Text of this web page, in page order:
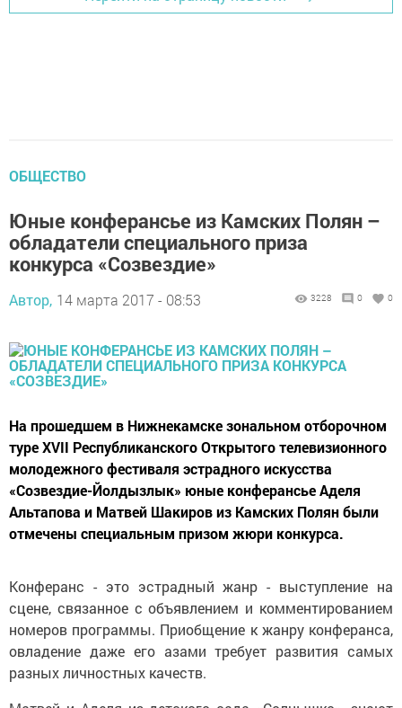
ОБЩЕСТВО
Юные конферансье из Камских Полян –
обладатели специального приза
конкурса «Созвездие»
Автор, 14 марта 2017 - 08:53 3228 0 0
На прошедшем в Нижнекамске зональном отборочном
туре XVII Республиканского Открытого телевизионного
молодежного фестиваля эстрадного искусства
«Созвездие-Йолдызлык» юные конферансье Аделя
Альтапова и Матвей Шакиров из Камских Полян были
отмечены специальным призом жюри конкурса.
Конферанс - это эстрадный жанр - выступление на
сцене, связанное с объявлением и комментированием
номеров программы. Приобщение к жанру конферанса,
овладение даже его азами требует развития самых
разных личностных качеств.